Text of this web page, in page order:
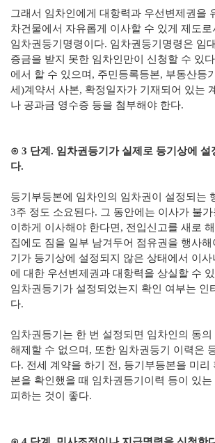
그래서 임차인에게 대항력과 우선변제권을
차건물에서 자유롭게 이사할 수 있게 제도로
임차권등기명령이다. 임차권등기명령은 임
증금을 받지 못한 임차인만이 신청할 수 있
에서 할 수 있으며, 주민등록등본, 부동산등
세)계약서 사본, 확정일자가 기재되어 있는
나 공과금 영수증 등을 첨부해야 한다.
⊙ 3 단계. 임차권등기가 실제로 등기상에 설
다.
등기부등본에 임차인의 임차권이 설정되는
3주 정도 소요된다. 그 동안에는 이사가 불
이하게 이사해야 한다면, 전입신고를 새로
집에도 짐을 일부 남겨두어 점유권을 행사
기가 등기상에 설정되지 않은 상태에서 이사
에 대한 우선변제권과 대항력을 상실할 수
임차권등기가 설정되었는지 확인 여부는 인
다.
임차권등기는 한 번 설정되면 임차인의 동
해제할 수 없으며, 또한 임차권등기 이력은
다. 전세 계약을 하기 전, 등기부등본을 미리
본을 확인했을 때 임차권등기이력 등이 있
피하는 것이 좋다.